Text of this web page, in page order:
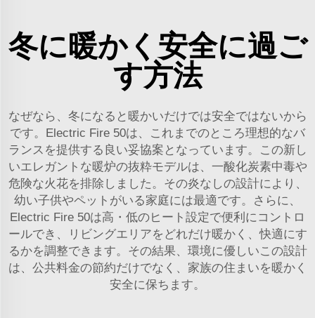
冬に暖かく安全に過ご
す方法
なぜなら、冬になると暖かいだけでは安全ではないから
です。Electric Fire 50は、これまでのところ理想的なバ
ランスを提供する良い妥協案となっています。この新し
いエレガントな暖炉の抜粋モデルは、一酸化炭素中毒や
危険な火花を排除しました。その炎なしの設計により、
幼い子供やペットがいる家庭には最適です。さらに、
Electric Fire 50は高・低のヒート設定で便利にコントロ
ールでき、リビングエリアをどれだけ暖かく、快適にす
るかを調整できます。その結果、環境に優しいこの設計
は、公共料金の節約だけでなく、家族の住まいを暖かく
安全に保ちます。